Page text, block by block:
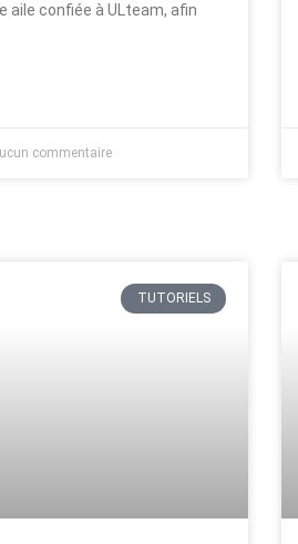
aile confiée à ULteam, afin
commentaire
TUTORIELS